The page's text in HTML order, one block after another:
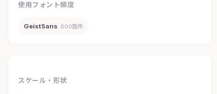
使用フォント頻度
GeistSans 800箇所
スケール・形状